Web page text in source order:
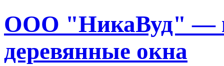
ООО "НикаВуд" —
деревянные окна